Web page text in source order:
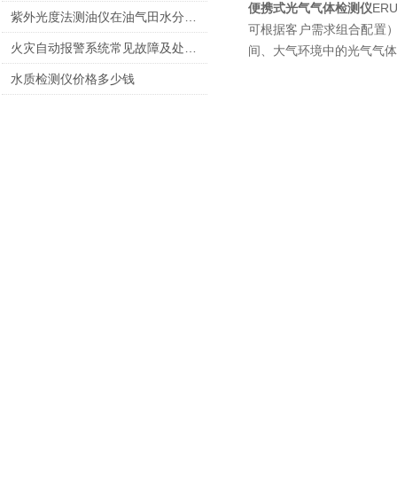
水质检测仪价格多少钱
便携式光气气体检测仪
可根据客户需求组合配置
间、大气环境中的光气气